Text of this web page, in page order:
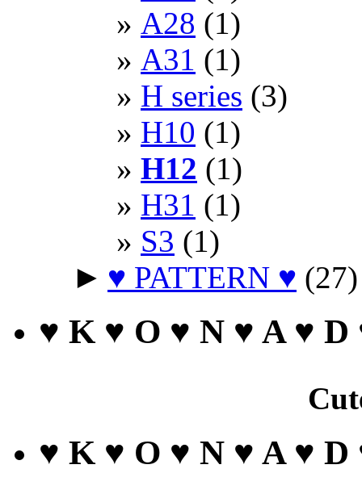
A28 (1)
A31 (1)
H series (3)
H10 (1)
H12 (1)
H31 (1)
S3 (1)
► ♥ PATTERN ♥ (27)
♥ K ♥ O ♥ N ♥ A ♥ D
♥ K ♥ O ♥ N ♥ A ♥ D